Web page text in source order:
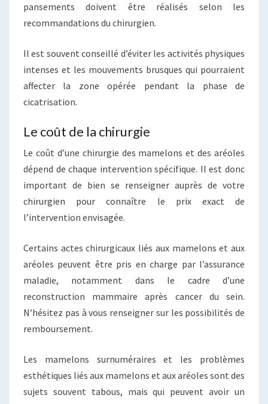
pansements doivent être réalisés selon les
recommandations du chirurgien.
Il est souvent conseillé d’éviter les activités physiques
intenses et les mouvements brusques qui pourraient
affecter la zone opérée pendant la phase de
cicatrisation.
Le coût de la chirurgie
Le coût d’une chirurgie des mamelons et des aréoles
dépend de chaque intervention spécifique. Il est donc
important de bien se renseigner auprès de votre
chirurgien pour connaître le prix exact de
l’intervention envisagée.
Certains actes chirurgicaux liés aux mamelons et aux
aréoles peuvent être pris en charge par l’assurance
maladie, notamment dans le cadre d’une
reconstruction mammaire après cancer du sein.
N’hésitez pas à vous renseigner sur les possibilités de
remboursement.
Les mamelons surnuméraires et les problèmes
esthétiques liés aux mamelons et aux aréoles sont des
sujets souvent tabous, mais qui peuvent avoir un